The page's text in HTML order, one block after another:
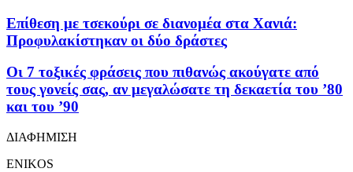
Επίθεση με τσεκούρι σε διανομέα στα Χανιά:
Προφυλακίστηκαν οι δύο δράστες
Οι 7 τοξικές φράσεις που πιθανώς ακούγατε από
τους γονείς σας, αν μεγαλώσατε τη δεκαετία του ’80
και του ’90
ΔΙΑΦΗΜΙΣΗ
ENIKOS